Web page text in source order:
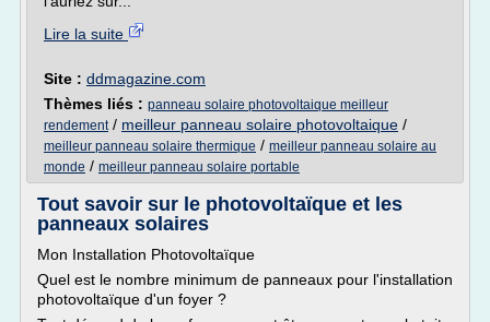
Lire la suite
Site : ddmagazine.com
Thèmes liés : panneau solaire photovoltaique meilleur
rendement/ meilleur panneau solaire photovoltaique /
meilleur panneau solaire thermique / meilleur panneau solaire au
monde / meilleur panneau solaire portable
Tout savoir sur le photovoltaïque et les
panneaux solaires
Mon Installation Photovoltaïque
Quel est le nombre minimum de panneaux pour l'installation
photovoltaïque d'un foyer ?